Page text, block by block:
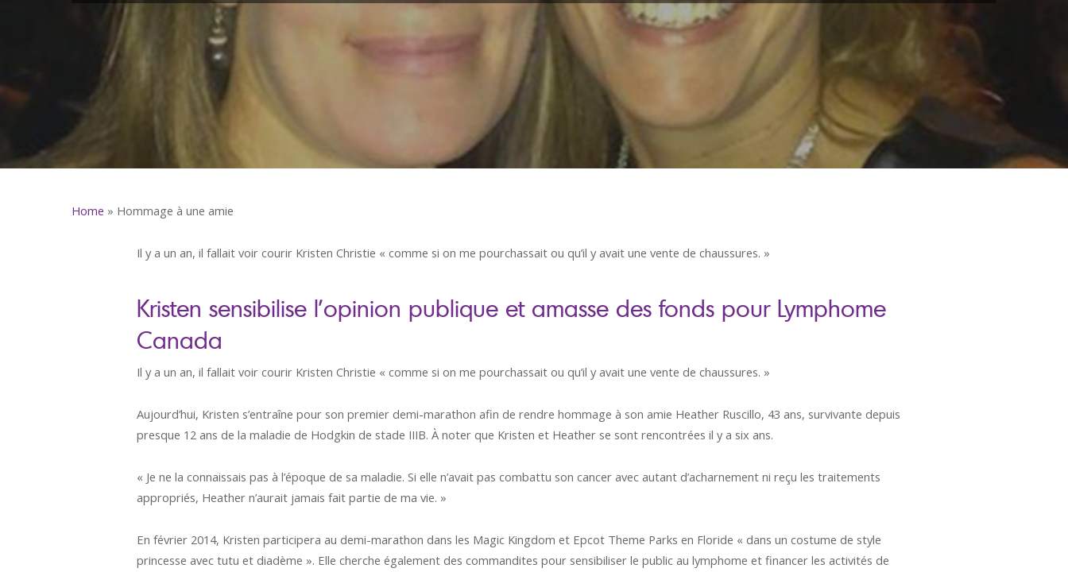
Home » Hommage à une amie
Il y a un an, il fallait voir courir Kristen Christie « comme si on me pourchassait ou qu’il y avait une vente de chaussures. »
Kristen sensibilise l’opinion publique et amasse des fonds pour Lymphome
Canada
Il y a un an, il fallait voir courir Kristen Christie « comme si on me pourchassait ou qu’il y avait une vente de chaussures. »
Aujourd’hui, Kristen s’entraîne pour son premier demi-marathon afin de rendre hommage à son amie Heather Ruscillo, 43 ans, survivante depuis
presque 12 ans de la maladie de Hodgkin de stade IIIB. À noter que Kristen et Heather se sont rencontrées il y a six ans.
« Je ne la connaissais pas à l’époque de sa maladie. Si elle n’avait pas combattu son cancer avec autant d’acharnement ni reçu les traitements
appropriés, Heather n’aurait jamais fait partie de ma vie. »
En février 2014, Kristen participera au demi-marathon dans les Magic Kingdom et Epcot Theme Parks en Floride « dans un costume de style
princesse avec tutu et diadème ». Elle cherche également des commandites pour sensibiliser le public au lymphome et financer les activités de